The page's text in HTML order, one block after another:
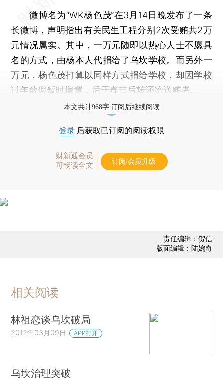
微博名为“WK杨色茂”在3月14日晚发布了一条
长微博，声明指出有关民生工程分别2次受贿共2万
元情况属实。其中，一万元随即以热心人士不愿具
名的方式，由杨本人代捐给了乌坎学校。而另外一
万元，杨色茂打算以同样方式捐给学校，却因学校
过年放假暂时搁置，后于春节后转还给送贿者。
本文共计968字 订阅后继续阅读
登录 后获取已订阅的阅读权限
财新通会员
可畅读全文
订阅/会员升级
责任编辑：贺信
版面编辑：陆婉奇
相关阅读
林祖恋谈乌坎破局
2012年03月09日 APP打开
乌坎治理突破